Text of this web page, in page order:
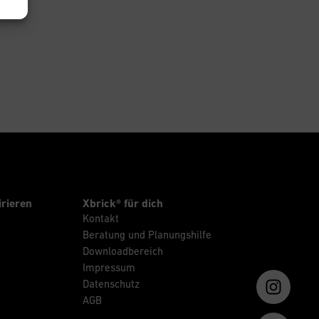
Xbrick® für dich
Kontakt
Beratung und Planungshilfe
Downloadbereich
Impressum
Datenschutz
AGB